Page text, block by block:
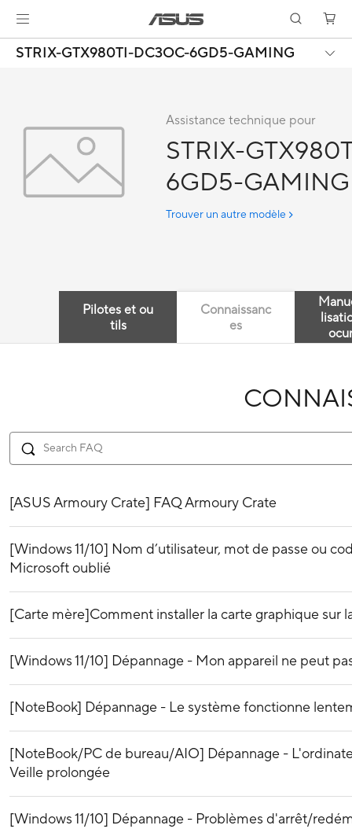
STRIX-GTX980TI-DC3OC-6GD5-GAMING
Assistance technique pour
STRIX-
6GD5-GAMING
Trouver un autre modèle
Pilotes et ou
tils
Connaissanc
es
[ASUS Armoury Crate] FAQ Armoury Crate
[Windows 11/10] Nom d’utilisateur, mot de passe ou
Microsoft oublié
[Carte mère]Comment installer la carte graphique sur
[Windows 11/10] Dépannage - Mon appareil ne peut
[NoteBook] Dépannage - Le système fonctionne
[NoteBook/PC de bureau/AIO] Dépannage -
Veille prolongée
[Windows 11/10] Dépannage - Problèmes d'arrêt/